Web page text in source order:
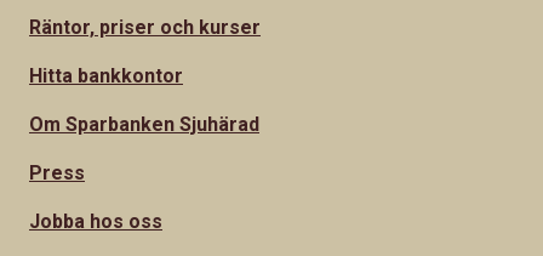
Räntor, priser och kurser
Hitta bankkontor
Om Sparbanken Sjuhärad
Press
Jobba hos oss